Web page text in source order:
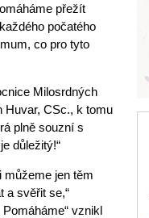
přežít
počatého
co pro tyto
Milosrdných
Huvar, CSc., k tomu
plně souzní s
důležitý!“
můžeme jen těm
a svěřit se,“
vznikl